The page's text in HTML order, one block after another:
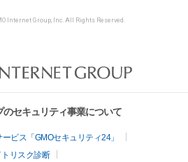
Internet Group, Inc. All Rights Reserved.
セキュリティ事業について
ビス「GMOセキュリティ24」
リスク診断